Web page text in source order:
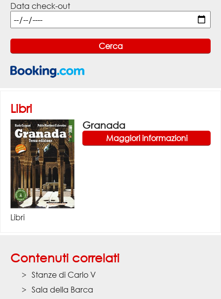
Data check-out
Libri
Granada
Maggiori informazioni
Libri
Contenuti correlati
Stanze di Carlo V
Sala della Barca